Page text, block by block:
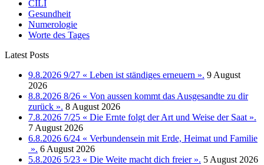
CILI
Gesundheit
Numerologie
Worte des Tages
Latest Posts
9.8.2026 9/27 « Leben ist ständiges erneuern ». 9 August
2026
8.8.2026 8/26 « Von aussen kommt das Ausgesandte zu dir
zurück ». 8 August 2026
7.8.2026 7/25 « Die Ernte folgt der Art und Weise der Saat ».
7 August 2026
6.8.2026 6/24 « Verbundensein mit Erde, Heimat und Familie
». 6 August 2026
5.8.2026 5/23 « Die Weite macht dich freier ». 5 August 2026